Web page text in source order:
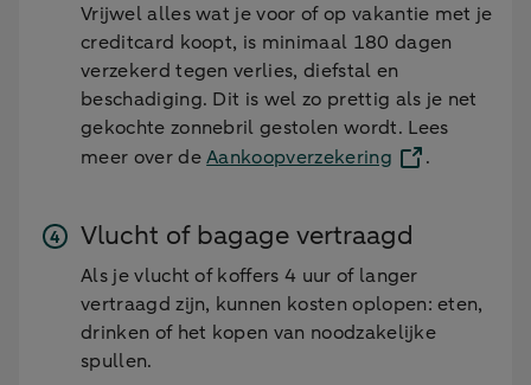
Vrijwel alles wat je voor of op vakantie met je
creditcard koopt, is minimaal 180 dagen
verzekerd tegen verlies, diefstal en
beschadiging. Dit is wel zo prettig als je net
gekochte zonnebril gestolen wordt. Lees
meer over deAankoopverzekering .
Vlucht of bagage vertraagd
Als je vlucht of koffers 4 uur of langer
vertraagd zijn, kunnen kosten oplopen: eten,
drinken of het kopen van noodzakelijke
spullen.